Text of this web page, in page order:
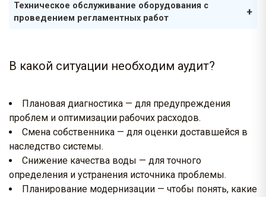
Техническое обслуживание оборудования с
проведением регламентных работ
В какой ситуации необходим аудит?
Плановая диагностика — для предупреждения
проблем и оптимизации рабочих расходов.
Смена собственника — для оценки доставшейся в
наследство системы.
Снижение качества воды — для точного
определения и устранения источника проблемы.
Планирование модернизации — чтобы понять, какие